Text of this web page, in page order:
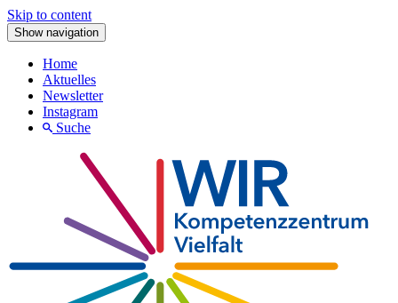
Skip to content
Show navigation
Home
Aktuelles
Newsletter
Instagram
Suche